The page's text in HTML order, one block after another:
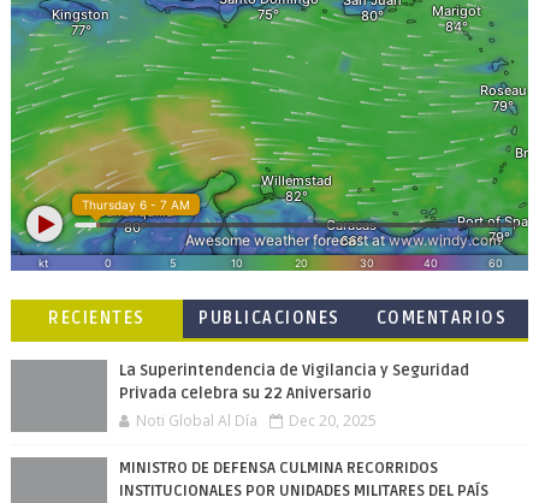
RECIENTES
PUBLICACIONES
COMENTARIOS
La Superintendencia de Vigilancia y Seguridad
Privada celebra su 22 Aniversario
Noti Global Al Día Dec 20, 2025
MINISTRO DE DEFENSA CULMINA RECORRIDOS
INSTITUCIONALES POR UNIDADES MILITARES DEL PAÍS